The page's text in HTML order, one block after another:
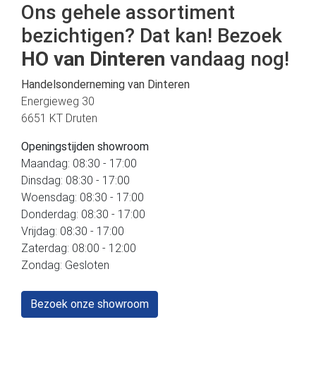
Ons gehele assortiment
bezichtigen? Dat kan! Bezoek
HO van Dinteren vandaag nog!
Handelsonderneming van Dinteren
Energieweg 30
6651 KT Druten
Openingstijden showroom
Maandag: 08:30 - 17:00
Dinsdag: 08:30 - 17:00
Woensdag: 08:30 - 17:00
Donderdag: 08:30 - 17:00
Vrijdag: 08:30 - 17:00
Zaterdag: 08:00 - 12:00
Zondag: Gesloten
Bezoek onze showroom